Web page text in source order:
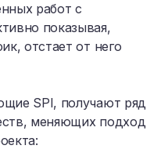
работ с
показывая,
отстает от него
SPI, получают ряд
меняющих подход